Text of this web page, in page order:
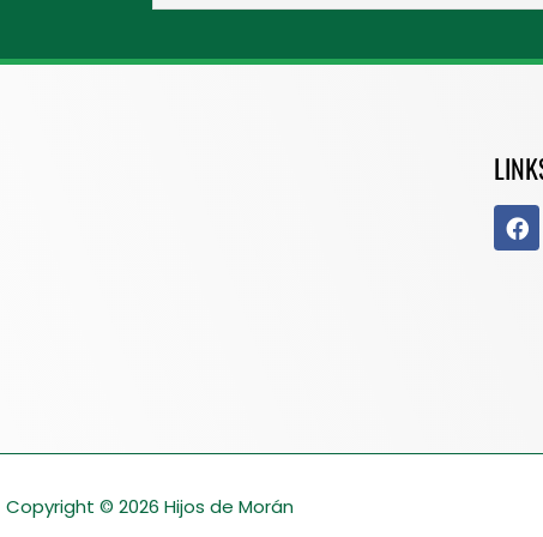
Copyright © 2026 Hijos de Morán